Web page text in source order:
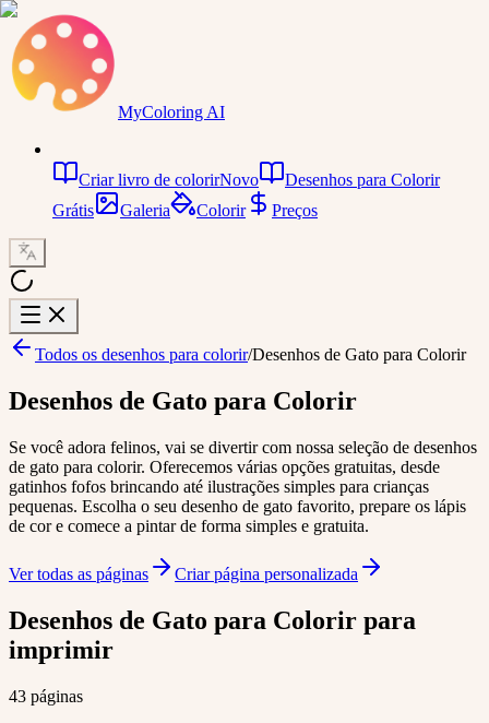
MyColoring AI
Criar livro de colorirNovo
Desenhos para Colorir
Grátis
Galeria Colorir Preços
Todos os desenhos para colorir/Desenhos de Gato para Colorir
Desenhos de Gato para Colorir
Se você adora felinos, vai se divertir com nossa seleção de desenhos
de gato para colorir. Oferecemos várias opções gratuitas, desde
gatinhos fofos brincando até ilustrações simples para crianças
pequenas. Escolha o seu desenho de gato favorito, prepare os lápis
de cor e comece a pintar de forma simples e gratuita.
Ver todas as páginas Criar página personalizada
Desenhos de Gato para Colorir para
imprimir
43 páginas